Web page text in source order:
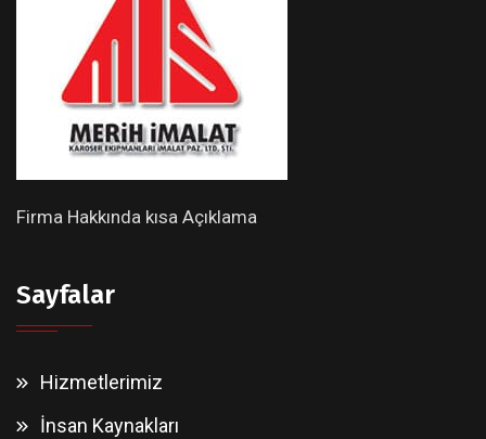
Firma Hakkında kısa Açıklama
Sayfalar
Hizmetlerimiz
İnsan Kaynakları